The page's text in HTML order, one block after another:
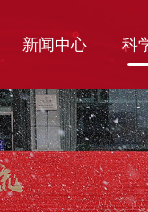
新闻中心 科